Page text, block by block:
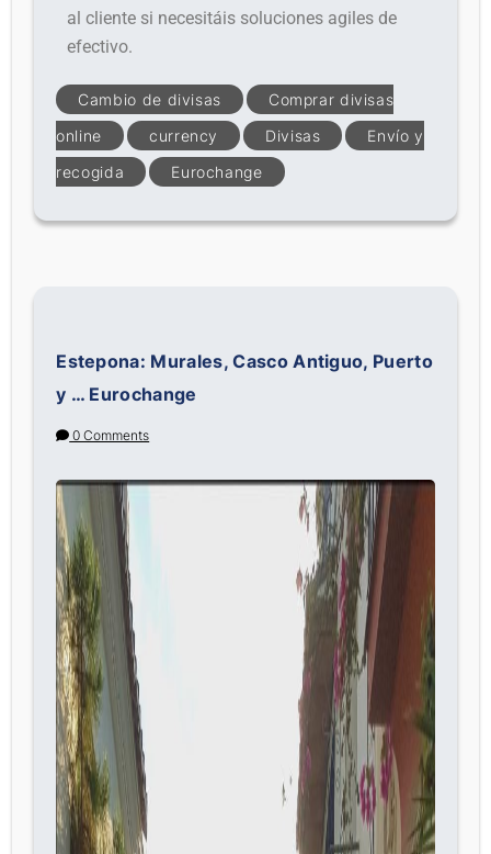
al cliente si necesitáis soluciones agiles de
efectivo.
Cambio de divisas
Comprar divisas
online
currency Divisas
Envío y
recogida
Eurochange
Estepona: Murales, Casco Antiguo, Puerto
y … Eurochange
0 Comments